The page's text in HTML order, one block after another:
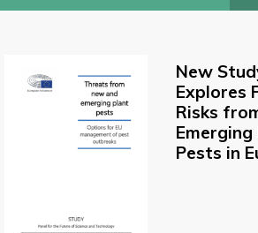
New
Explores
Risks
Pests in